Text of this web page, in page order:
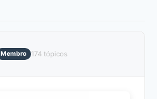
Membro 174 tópicos